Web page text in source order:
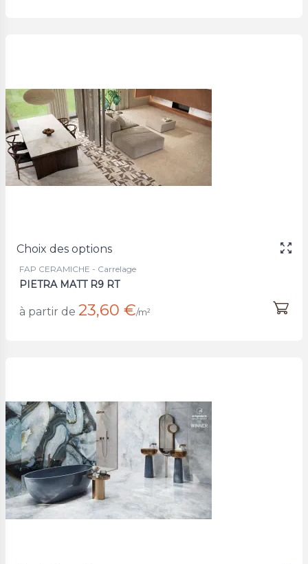
Choix des options
FAP CERAMICHE - Carrelage
PIETRA MATT R9 RT
à partir de 23,60 €/m²